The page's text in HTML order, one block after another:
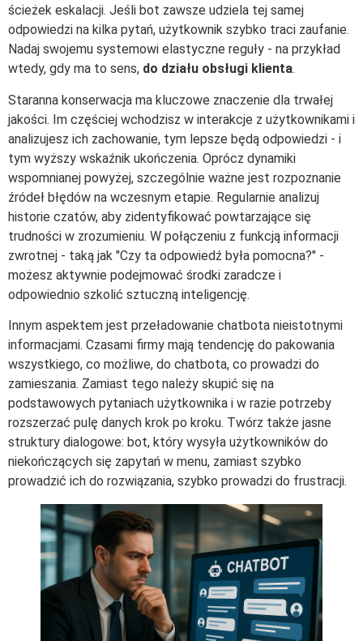
ścieżek eskalacji. Jeśli bot zawsze udziela tej samej
odpowiedzi na kilka pytań, użytkownik szybko traci zaufanie.
Nadaj swojemu systemowi elastyczne reguły - na przykład
wtedy, gdy ma to sens, do działu obsługi klienta.
Staranna konserwacja ma kluczowe znaczenie dla trwałej
jakości. Im częściej wchodzisz w interakcje z użytkownikami i
analizujesz ich zachowanie, tym lepsze będą odpowiedzi - i
tym wyższy wskaźnik ukończenia. Oprócz dynamiki
wspomnianej powyżej, szczególnie ważne jest rozpoznanie
źródeł błędów na wczesnym etapie. Regularnie analizuj
historie czatów, aby zidentyfikować powtarzające się
trudności w zrozumieniu. W połączeniu z funkcją informacji
zwrotnej - taką jak "Czy ta odpowiedź była pomocna?" -
możesz aktywnie podejmować środki zaradcze i
odpowiednio szkolić sztuczną inteligencję.
Innym aspektem jest przeładowanie chatbota nieistotnymi
informacjami. Czasami firmy mają tendencję do pakowania
wszystkiego, co możliwe, do chatbota, co prowadzi do
zamieszania. Zamiast tego należy skupić się na
podstawowych pytaniach użytkownika i w razie potrzeby
rozszerzać pulę danych krok po kroku. Twórz także jasne
struktury dialogowe: bot, który wysyła użytkowników do
niekończących się zapytań w menu, zamiast szybko
prowadzić ich do rozwiązania, szybko prowadzi do frustracji.